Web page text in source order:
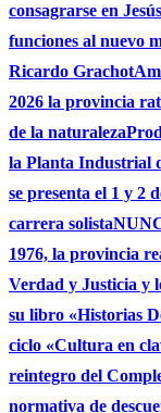
consagrarse en
funciones al nuevo
Ricardo Grachot
2026 la provincia
de la naturaleza
la Planta Industrial
se presenta el 1 y 2
carrera solista
1976, la provincia
Verdad y Justicia y
su libro «Historias
ciclo «Cultura en
reintegro del
normativa de